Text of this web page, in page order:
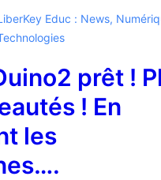
Educ : News,
prêt !
! En
les